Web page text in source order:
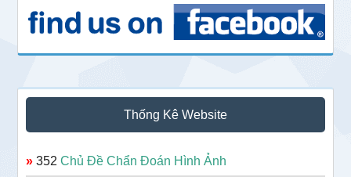
Thống Kê Website
» 352Chủ Đề Chẩn Đoán Hình Ảnh